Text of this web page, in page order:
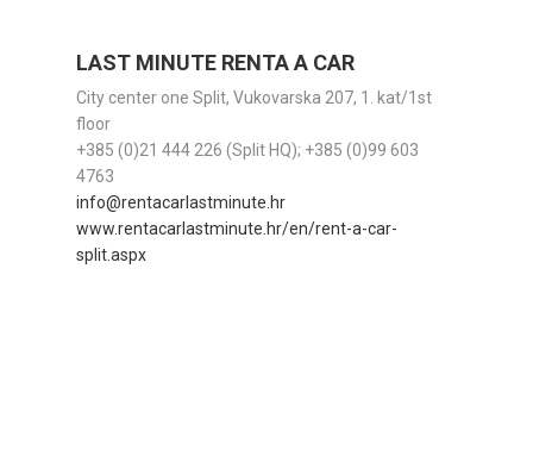
LAST MINUTE RENTA A CAR
City center one Split, Vukovarska 207, 1. kat/1st
floor
+385 (0)21 444 226 (Split HQ); +385 (0)99 603
4763
info@rentacarlastminute.hr
www.rentacarlastminute.hr/en/rent-a-car-
split.aspx